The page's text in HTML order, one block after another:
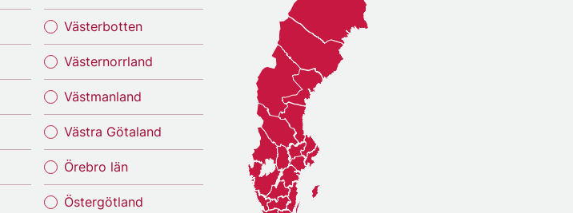
Västerbotten
Västernorrland
Västmanland
Västra Götaland
Örebro län
Östergötland